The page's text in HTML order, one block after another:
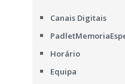
Canais Digitais
Horário
Equipa